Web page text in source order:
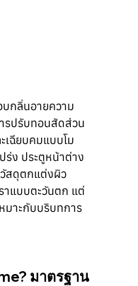
บกลิ่นอายความ
รปรับทอนสัดส่วน
เฉียบคมแบบโม
ร่ง ประตูหน้าต่าง
วัสดุตกแต่งผิว
แบบตะวันตก แต่
มาะกับบริบทการ
มาตรฐาน